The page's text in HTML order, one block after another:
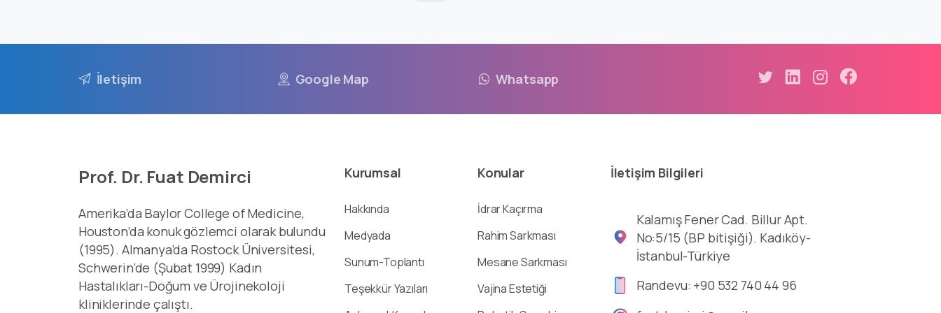
İletişim Google Map Whatsapp
Prof. Dr. Fuat Demirci
Amerika’da Baylor College of Medicine,
Houston’da konuk gözlemci olarak bulundu
(1995). Almanya’da Rostock Üniversitesi,
Schwerin’de (Şubat 1999) Kadın
Hastalıkları-Doğum ve Ürojinekoloji
kliniklerinde çalıştı.
Kurumsal
Hakkında
Medyada
Sunum-Toplantı
Teşekkür Yazıları
Konular
İdrar Kaçırma
Rahim Sarkması
Mesane Sarkması
Vajina Estetiği
İletişim Bilgileri
Kalamış Fener Cad. Billur Apt.
No:5/15 (BP bitişiği). Kadıköy-
İstanbul-Türkiye
Randevu: +90 532 740 44 96